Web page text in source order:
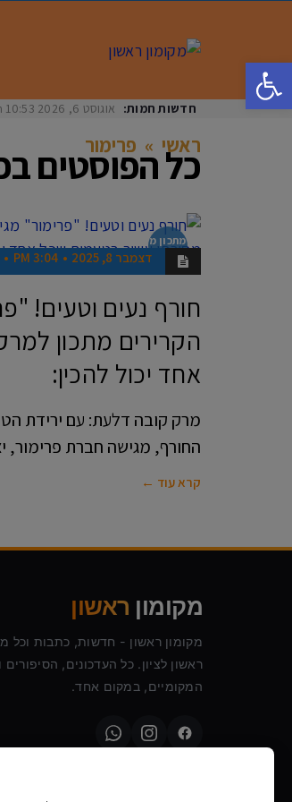
פתח סרגל נגישות
חדשות חמות: אוגוסט 6, 2026 10:53 am
ראשי » פרימור
כל הפוסטים ב
מתכון מ
נצח
דצמבר 8, 2025 3:04 PM
חורף נעים וטעים!
הקרירים מתכון
אחד יכול להכין:
מרק קובה דלעת: עם ירידת
החורף, מגישה חברת פרימור,
קרא עוד ←
מקומון ראשון
מקומון ראשון - חדשות, כתבות וכל
ראשון לציון. כל העדכונים, הסיפורים
המקומיים, במקום אחד.